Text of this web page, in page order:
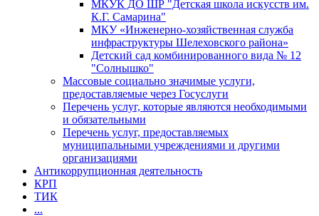
МКУК ДО ШР "Детская школа искусств им.
К.Г. Самарина"
МКУ «Инженерно-хозяйственная служба
инфраструктуры Шелеховского района»
Детский сад комбинированного вида № 12
"Солнышко"
Массовые социально значимые услуги,
предоставляемые через Госуслуги
Перечень услуг, которые являются необходимыми
и обязательными
Перечень услуг, предоставляемых
муниципальными учреждениями и другими
организациями
Антикоррупционная деятельность
КРП
ТИК
...